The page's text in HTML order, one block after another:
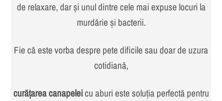
de relaxare, dar și unul dintre cele mai expuse locuri la
murdărie și bacterii.
Fie că este vorba despre pete dificile sau doar de uzura
cotidiană,
curățarea canapeleicu aburi este soluția perfectă pentru